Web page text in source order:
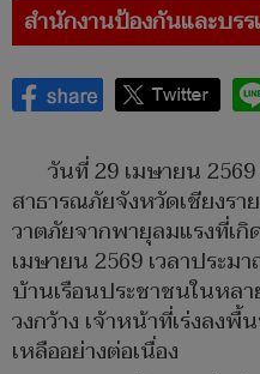
สำนักงานป้องกันและบร
วันที่ 29 เมษายน
สาธารณภัยจังหวัดเชียงร
วาตภัยจากพายุลมแรงที่เ
เมษายน 2569 เวลาประม
บ้านเรือนประชาชนในหล
วงกว้าง เจ้าหน้าที่เร่งลง
เหลืออย่างต่อเนื่อง